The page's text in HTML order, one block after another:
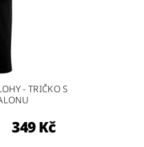
- TRIČKO S
349 Kč